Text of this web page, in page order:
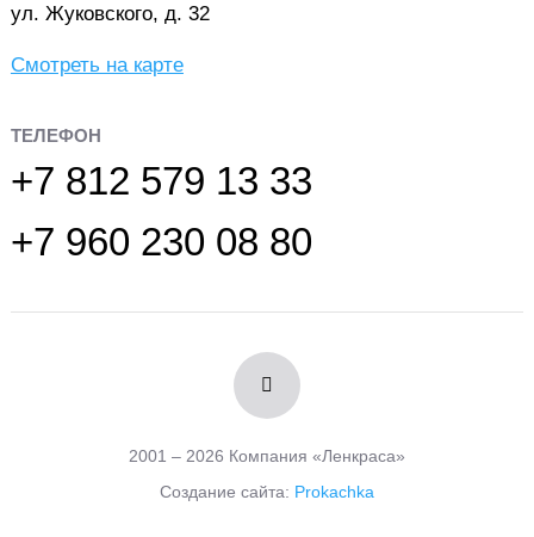
ул. Жуковского, д. 32
Смотреть на карте
ТЕЛЕФОН
+7 812 579 13 33
+7 960 230 08 80
2001 – 2026 Компания «Ленкраса»
Создание сайта: Prokachka